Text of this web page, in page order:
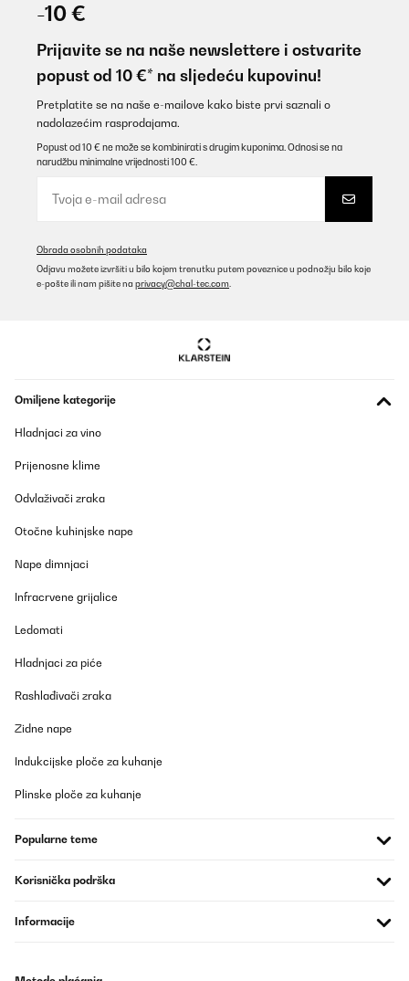
-10 €
Prijavite se na naše newslettere i ostvarite
popust od 10 €* na sljedeću kupovinu!
Pretplatite se na naše e-mailove kako biste prvi saznali o
nadolazećim rasprodajama.
Popust od 10 € ne može se kombinirati s drugim kuponima. Odnosi se na
narudžbu minimalne vrijednosti 100 €.
Obrada osobnih podataka
Odjavu možete izvršiti u bilo kojem trenutku putem poveznice u podnožju bilo koje
e-pošte ili nam pišite na privacy@chal-tec.com
Omiljene kategorije
Hladnjaci za vino
Prijenosne klime
Odvlaživači zraka
Otočne kuhinjske nape
Nape dimnjaci
Infracrvene grijalice
Ledomati
Hladnjaci za piće
Rashlađivači zraka
Zidne nape
Indukcijske ploče za kuhanje
Plinske ploče za kuhanje
Popularne teme
Korisnička podrška
Informacije